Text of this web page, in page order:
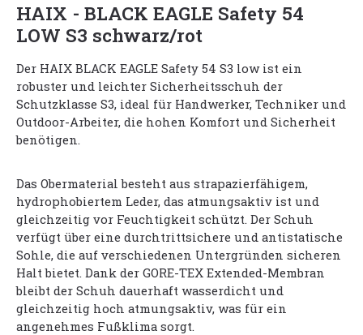
HAIX - BLACK EAGLE Safety 54
LOW S3 schwarz/rot
Der HAIX BLACK EAGLE Safety 54 S3 low ist ein
robuster und leichter Sicherheitsschuh der
Schutzklasse S3, ideal für Handwerker, Techniker und
Outdoor-Arbeiter, die hohen Komfort und Sicherheit
benötigen.
Das Obermaterial besteht aus strapazierfähigem,
hydrophobiertem Leder, das atmungsaktiv ist und
gleichzeitig vor Feuchtigkeit schützt. Der Schuh
verfügt über eine durchtrittsichere und antistatische
Sohle, die auf verschiedenen Untergründen sicheren
Halt bietet. Dank der GORE-TEX Extended-Membran
bleibt der Schuh dauerhaft wasserdicht und
gleichzeitig hoch atmungsaktiv, was für ein
angenehmes Fußklima sorgt.